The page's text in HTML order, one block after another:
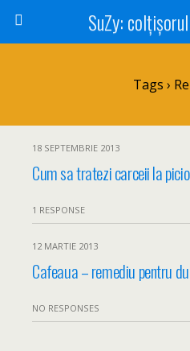
SuZy:
Tags ›
18 SEPTEMBRIE 2013
Cum sa tratezi carceii la
1 RESPONSE
12 MARTIE 2013
Cafeaua – remediu pentru
NO RESPONSES